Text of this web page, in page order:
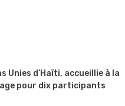
Unies d’Haïti, accueillie à la
pour dix participants